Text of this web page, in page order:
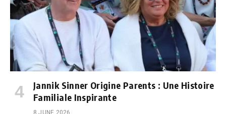
Jannik Sinner Origine Parents : Une Histoire
Familiale Inspirante
8 JUNE 2026